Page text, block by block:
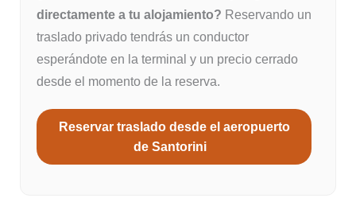
directamente a tu alojamiento? Reservando un
traslado privado tendrás un conductor
esperándote en la terminal y un precio cerrado
desde el momento de la reserva.
Reservar traslado desde el aeropuerto
de Santorini